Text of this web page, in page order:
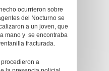
ocurrieron sobre
del Nocturno se
a un joven, que
mano y se encontraba
fracturada.
a